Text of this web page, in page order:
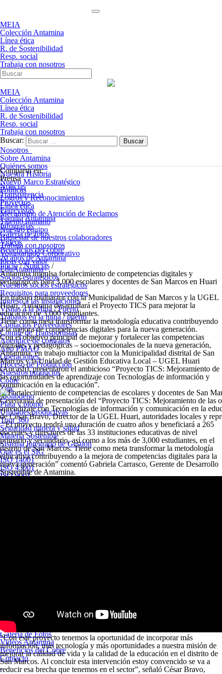
MEIA
Colección Antamina
Línea ética
R. de Sostenibilidad
Resp. social
Trabaja con nosotros
MEIA
Colección Antamina
Línea ética
R. de Sostenibilidad
Resp. social
Trabaja con nosotros
Buscar:
Nosotros
Sobre Antamina
Quiénes somos
Nuestra Historia
Nuevo Marco Estratégico
Políticas
Logros y Reconocimientos
Línea ética
Mecanismo de Atención de Reclamos
Talento humano
Nuestro equipo
Bienestar de nuestros colaboradores
Trabaja con nosotros
Voluntariado Corporativo
Ideas con valor
EduAntamina+
Socios estratégicos
Nuestros socios estratégicos
Requisitos para proveedores
Ingreso a las instalaciones
Visitas a la Mina / Puerto
Trabajos en la mina / puerto
Contactos Proveedores
Comité de Transportistas
Apéndice de contratos
App PMAO
Operaciones
Proceso de Producción
Nuestros productos
Cobre
Zinc
Molibdeno
Plata y plomo
Unidades productivas
Tour 360
Seguridad minera y salud
Minería Sostenible
Sistema Integrado de Gestión
Qué es el SIG
ISO 14001
ISO 45001
ISO 9001
Últimas noticias
Infografías de Antamina
Galería de Fotos
Videos Antamina
Beneficios del Cobre
Contacto
Compartir en:
Prensa
Noticias
Transparencia
Proyectos
Entrevistas
Familia Antamina
Infografías
Galería de fotos
Videos
Beneficios del cobre
20 años de Antamina
Inicio/Noticias /
Antamina impulsa fortalecimiento de competencias digitales y
pedagógicas para 3,000 escolares y docentes de San Marcos en Huari
En trabajo multiactor con la Municipalidad de San Marcos y la UGEL
Huari, Antamina desarrollará el Proyecto TICS para mejorar la
educación de 3,000 estudiantes.
Tiene como meta transformar la metodología educativa contribuyendo
a la mejora de competencias digitales para la nueva generación.
Con el objetivo principal de mejorar y fortalecer las competencias
digitales y pedagógicas – socioemocionales de la nueva generación,
Antamina, en trabajo multiactor con la Municipalidad distrital de San
Marcos y la Unidad de Gestión Educativa Local – UGEL Huari
(Áncash), presentaron el ambicioso “Proyecto TICS: Mejoramiento de
las oportunidades de aprendizaje con Tecnologías de información y
comunicación en la educación”.
Ceremonia de presentación del “Proyecto TICS: Mejoramiento de las
aprendizaje con Tecnologías de información y comunicación en la
de César Bravo, Director de la UGEL Huari, autoridades locales y
“El proyecto tendrá una duración de cuatro años y beneficiará a 265
docentes y directores de las 33 instituciones educativas de nivel
primario y secundario, así como a los más de 3,000 estudiantes, en el
distrito de San Marcos. Tiene como meta transformar la metodología
educativa contribuyendo a la mejora de competencias digitales para la
nueva generación” comentó Gabriela Carrasco, Gerente de Desarrollo
Sostenible de Antamina.
“Con este proyecto tenemos la oportunidad de incorporar más
información, más tecnología y más oportunidades a nuestra misión de
mejorar la calidad de vida y la calidad de la educación en el distrito de
San Marcos. Al concluir esta intervención estoy convencido se va a
reducir esa brecha que tenemos en el sector”, señaló César Bravo,